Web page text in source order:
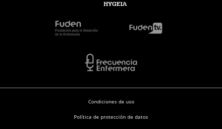
HYGEIA
Condiciones de uso
Política de protección de datos